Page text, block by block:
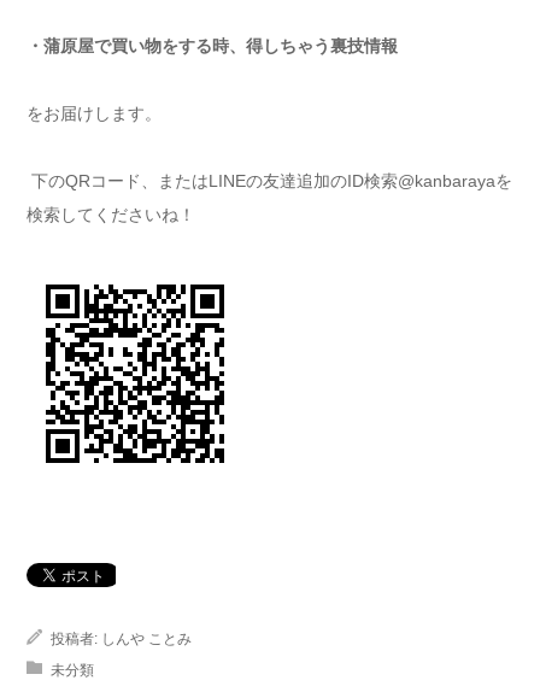
・蒲原屋で買い物をする時、得しちゃう裏技情報
をお届けします。
下のQRコード、またはLINEの友達追加のID検索@kanbarayaを
検索してくださいね！
投稿者: しんや ことみ
未分類